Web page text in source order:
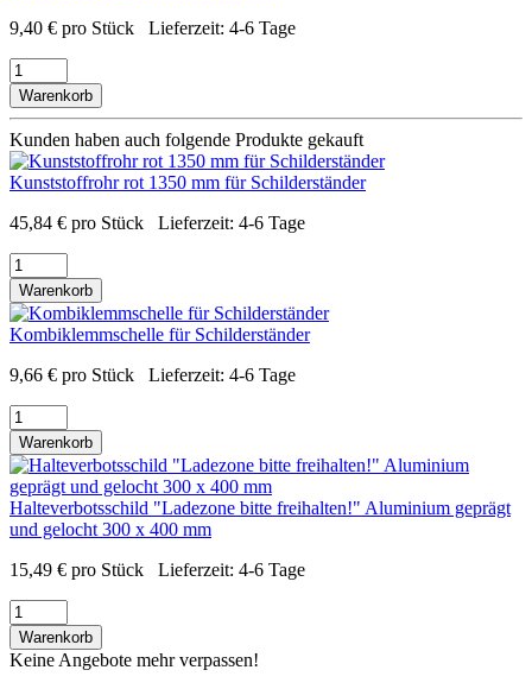
9,40 € pro Stück Lieferzeit: 4-6 Tage
Warenkorb
Kunden haben auch folgende Produkte gekauft
Kunststoffrohr rot 1350 mm für Schilderständer
45,84 € pro Stück Lieferzeit: 4-6 Tage
Warenkorb
Kombiklemmschelle für Schilderständer
9,66 € pro Stück Lieferzeit: 4-6 Tage
Warenkorb
Halteverbotsschild "Ladezone bitte freihalten!" Aluminium geprägt
und gelocht 300 x 400 mm
15,49 € pro Stück Lieferzeit: 4-6 Tage
Warenkorb
Keine Angebote mehr verpassen!